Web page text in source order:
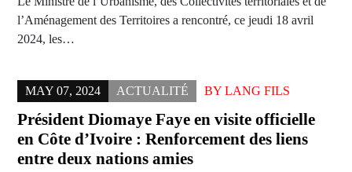
l’Aménagement des Territoires a rencontré, ce jeudi 18 avril
2024, les…
MAY 07, 2024 ACTUALITÉ BY LANG FILS
Président Diomaye Faye en visite officielle
en Côte d’Ivoire : Renforcement des liens
entre deux nations amies